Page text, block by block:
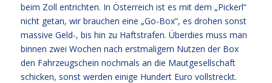
beim Zoll entrichten. In Österreich ist es mit dem „Pickerl“
nicht getan, wir brauchen eine „Go-Box“, es drohen sonst
massive Geld-, bis hin zu Haftstrafen. Überdies muss man
binnen zwei Wochen nach erstmaligem Nutzen der Box
den Fahrzeugschein nochmals an die Mautgesellschaft
schicken, sonst werden einige Hundert Euro vollstreckt.